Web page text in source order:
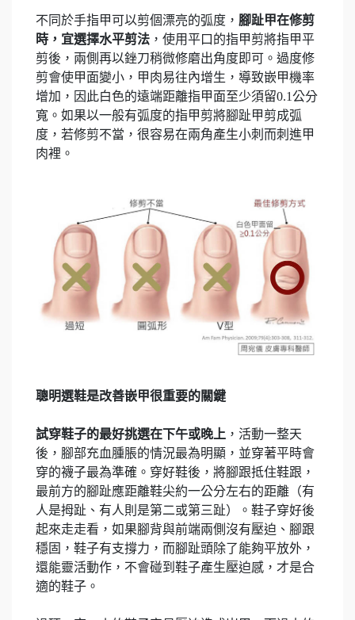
不同於手指甲可以剪個漂亮的弧度， 腳趾甲在修剪
時，宜選擇水平剪法 ，使用平口的指甲剪將指甲平
剪後，兩側再以銼刀稍微修磨出角度即可。過度修
剪會使甲面變小，甲肉易往內增生，導致嵌甲機率
增加，因此白色的遠端距離指甲面至少須留0.1公分
寬。如果以一般有弧度的指甲剪將腳趾甲剪成弧
度，若修剪不當，很容易在兩角產生小刺而刺進甲
肉裡。
聰明選鞋是改善嵌甲很重要的關鍵
試穿鞋子的最好挑選在下午或晚上 ，活動一整天
後，腳部充血腫脹的情況最為明顯，並穿著平時會
穿的襪子最為準確。穿好鞋後，將腳跟抵住鞋跟，
最前方的腳趾應距離鞋尖約一公分左右的距離（有
人是拇趾、有人則是第二或第三趾）。鞋子穿好後
起來走走看，如果腳背與前端兩側沒有壓迫、腳跟
穩固，鞋子有支撐力，而腳趾頭除了能夠平放外，
還能靈活動作，不會碰到鞋子產生壓迫感，才是合
適的鞋子。